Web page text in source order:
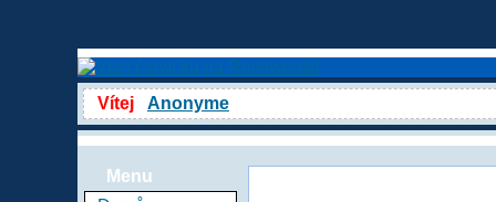
Vítej Anonyme
Menu